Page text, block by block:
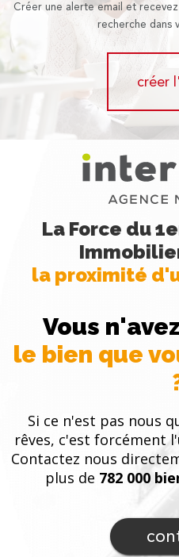
Créer une alerte email et
recherche dans
créer
La Force du
la proximité
Vous
le bien que
Si ce n'est pas nous
rêves, c'est forcément l'
Contactez nous
plus de 782 000